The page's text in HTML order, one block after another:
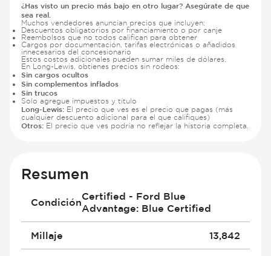
¿Has visto un precio más bajo en otro lugar? Asegúrate de que
sea real.
Muchos vendedores anuncian precios que incluyen:
Descuentos obligatorios por financiamiento o por canje
Reembolsos que no todos califican para obtener
Cargos por documentación, tarifas electrónicas o añadidos
innecesarios del concesionario
Estos costos adicionales pueden sumar miles de dólares.
En Long-Lewis, obtienes precios sin rodeos:
Sin cargos ocultos
Sin complementos inflados
Sin trucos
Solo agregue impuestos y título
Long-Lewis: El precio que ves es el precio que pagas (más
cualquier descuento adicional para el que califiques)
Otros: El precio que ves podría no reflejar la historia completa.
Resumen
Condición
Certified - Ford Blue
Advantage: Blue Certified
Millaje 13,842